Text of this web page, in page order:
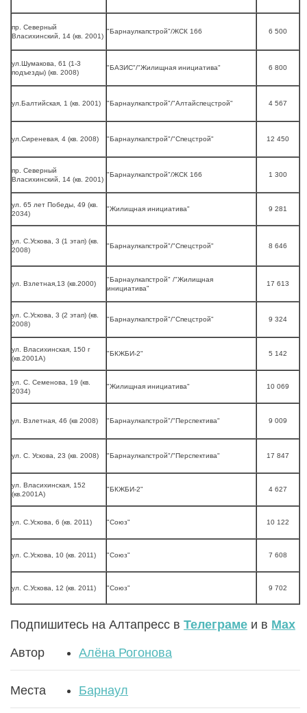
пр. Северный
Власихинский, 14 (кв. 2001)
"Барнаулкапстрой"/ЖСК 166 6 500
ул.Шумакова, 61 (1-3
подъезды) (кв. 2008)
"БАЗИС"/"Жилищная инициатива" 6 800
ул.Балтийская, 1 (кв. 2001) "Барнаулкапстрой"/"Алтайспецстрой" 4 567
ул.Сиреневая, 4 (кв. 2008) "Барнаулкапстрой"/"Спецстрой" 12 450
пр. Северный
Власихинский, 14 (кв. 2001)
"Барнаулкапстрой"/ЖСК 166 1 300
ул. 65 лет Победы, 49 (кв.
2034)
"Жилищная инициатива" 9 281
ул. С.Ускова, 3 (1 этап) (кв.
2008)
"Барнаулкапстрой"/"Спецстрой" 8 646
ул. Взлетная,13 (кв.2000)
"Барнаулкапстрой" /"Жилищная
инициатива"
17 613
ул. С.Ускова, 3 (2 этап) (кв.
2008)
"Барнаулкапстрой"/"Спецстрой" 9 324
ул. Власихинская, 150 г
(кв.2001А)
"БКЖБИ-2" 5 142
ул. С. Семенова, 19 (кв.
2034)
"Жилищная инициатива" 10 069
ул. Взлетная, 46 (кв 2008) "Барнаулкапстрой"/"Перспектива" 9 009
ул. С. Ускова, 23 (кв. 2008) "Барнаулкапстрой"/"Перспектива" 17 847
ул. Власихинская, 152
(кв.2001А)
"БКЖБИ-2" 4 627
ул. С.Ускова, 6 (кв. 2011) "Союз" 10 122
ул. С.Ускова, 10 (кв. 2011) "Союз" 7 608
ул. С.Ускова, 12 (кв. 2011) "Союз" 9 702
Подпишитесь на Алтапресс в Телеграме и в Max
Автор Алёна Рогонова
Места Барнаул